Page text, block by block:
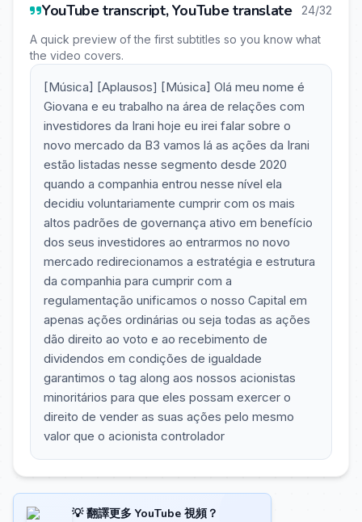
YouTube transcript, YouTube translate 24/32
A quick preview of the first subtitles so you know what
the video covers.
[Música] [Aplausos] [Música] Olá meu nome é
Giovana e eu trabalho na área de relações com
investidores da Irani hoje eu irei falar sobre o
novo mercado da B3 vamos lá as ações da Irani
estão listadas nesse segmento desde 2020
quando a companhia entrou nesse nível ela
decidiu voluntariamente cumprir com os mais
altos padrões de governança ativo em benefício
dos seus investidores ao entrarmos no novo
mercado redirecionamos a estratégia e estrutura
da companhia para cumprir com a
regulamentação unificamos o nosso Capital em
apenas ações ordinárias ou seja todas as ações
dão direito ao voto e ao recebimento de
dividendos em condições de igualdade
garantimos o tag along aos nossos acionistas
minoritários para que eles possam exercer o
direito de vender as suas ações pelo mesmo
valor que o acionista controlador
💡 翻譯更多 YouTube 視頻？